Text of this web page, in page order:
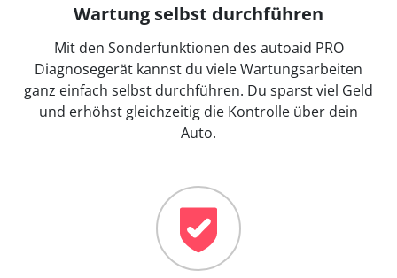
Wartung selbst durchführen
Mit den Sonderfunktionen des autoaid PRO
Diagnosegerät kannst du viele Wartungsarbeiten
ganz einfach selbst durchführen. Du sparst viel Geld
und erhöhst gleichzeitig die Kontrolle über dein
Auto.